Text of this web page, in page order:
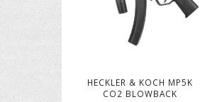
HECKLER & KOCH MP5K
CO2 BLOWBACK